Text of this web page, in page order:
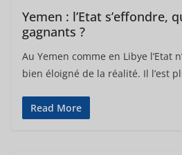
Yemen : l’Etat s’effondre,
gagnants ?
Au Yemen comme en Libye l’Etat
bien éloigné de la réalité. Il l’est
Read More